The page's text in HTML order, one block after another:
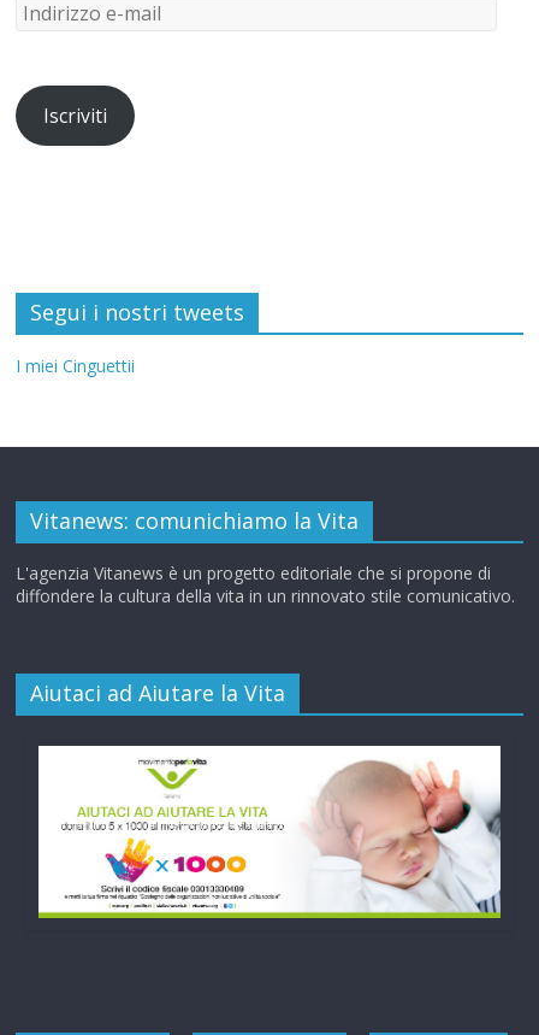
Iscriviti
Segui i nostri tweets
I miei Cinguettii
Vitanews: comunichiamo la Vita
L'agenzia Vitanews è un progetto editoriale che si propone di
diffondere la cultura della vita in un rinnovato stile comunicativo.
Aiutaci ad Aiutare la Vita